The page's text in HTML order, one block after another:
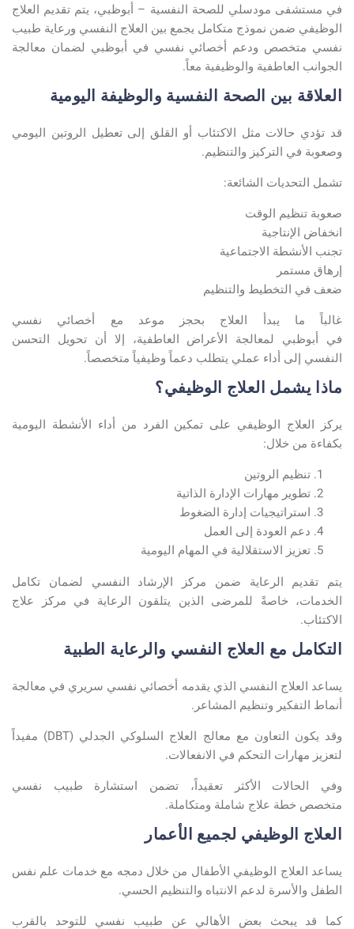
في مستشفى مودسلي للصحة النفسية – أبوظبي، يتم تقديم العلاج
الوظيفي ضمن نموذج متكامل يجمع بين العلاج النفسي ورعاية طبيب
نفسي متخصص ودعم أخصائي نفسي في أبوظبي لضمان معالجة
الجوانب العاطفية والوظيفية معاً.
العلاقة بين الصحة النفسية والوظيفة اليومية
قد تؤدي حالات مثل الاكتئاب أو القلق إلى تعطيل الروتين اليومي
وصعوبة في التركيز والتنظيم.
تشمل التحديات الشائعة:
صعوبة تنظيم الوقت
انخفاض الإنتاجية
تجنب الأنشطة الاجتماعية
إرهاق مستمر
ضعف في التخطيط والتنظيم
غالباً ما يبدأ العلاج بحجز موعد مع أخصائي نفسي
في أبوظبي لمعالجة الأعراض العاطفية، إلا أن تحويل التحسن
النفسي إلى أداء عملي يتطلب دعماً وظيفياً متخصصاً.
ماذا يشمل العلاج الوظيفي؟
يركز العلاج الوظيفي على تمكين الفرد من أداء الأنشطة اليومية
بكفاءة من خلال:
تنظيم الروتين
تطوير مهارات الإدارة الذاتية
استراتيجيات إدارة الضغوط
دعم العودة إلى العمل
تعزيز الاستقلالية في المهام اليومية
يتم تقديم الرعاية ضمن مركز الإرشاد النفسي لضمان تكامل
الخدمات، خاصةً للمرضى الذين يتلقون الرعاية في مركز علاج
الاكتئاب.
التكامل مع العلاج النفسي والرعاية الطبية
يساعد العلاج النفسي الذي يقدمه أخصائي نفسي سريري في معالجة
أنماط التفكير وتنظيم المشاعر .
وقد يكون التعاون مع معالج العلاج السلوكي الجدلي (DBT)
مفيداً
لتعزيز مهارات التحكم في الانفعالات.
وفي الحالات الأكثر تعقيداً، تضمن استشارة طبيب نفسي
متخصص خطة علاج شاملة ومتكاملة.
العلاج الوظيفي لجميع الأعمار
يساعد العلاج الوظيفي الأطفال من خلال دمجه مع خدمات علم نفس
الطفل والأسرة لدعم الانتباه والتنظيم الحسي.
كما قد يبحث بعض الأهالي عن طبيب نفسي للتوحد بالقرب